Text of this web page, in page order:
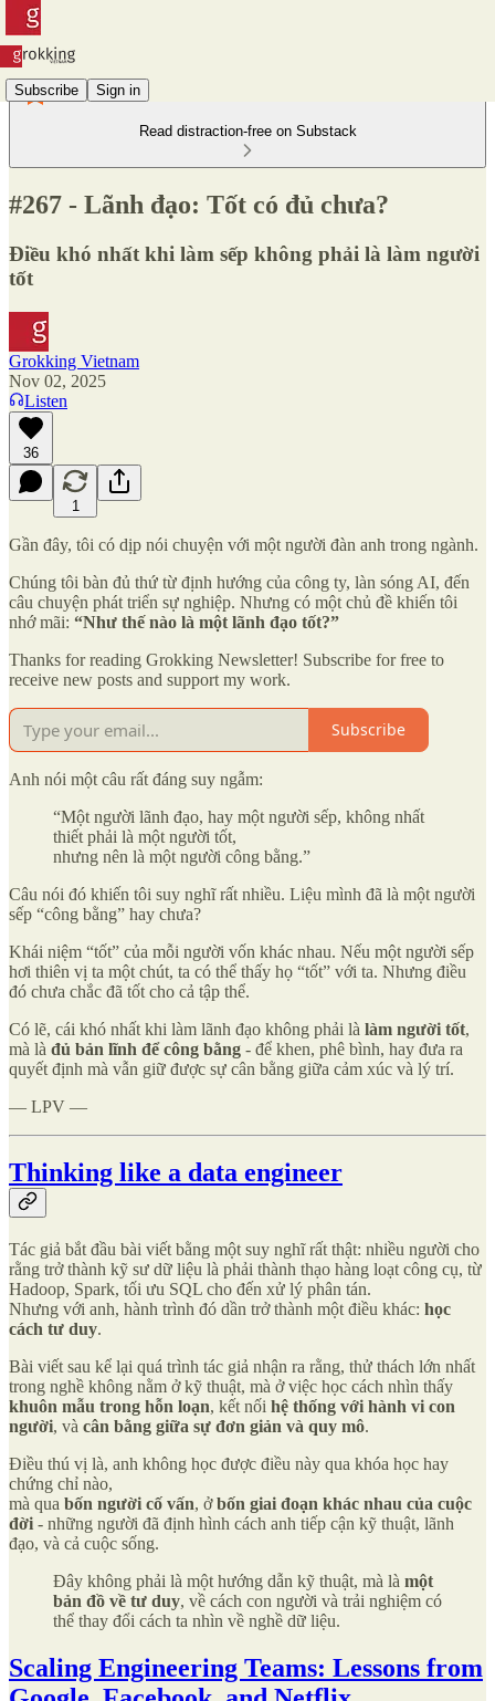
Subscribe Sign in
Read distraction-free on Substack
#267 - Lãnh đạo: Tốt có đủ chưa?
Điều khó nhất khi làm sếp không phải là làm người
tốt
Grokking Vietnam
Nov 02, 2025
Listen
36
1
Gần đây, tôi có dịp nói chuyện với một người đàn anh trong ngành.
Chúng tôi bàn đủ thứ từ định hướng của công ty, làn sóng AI, đến
câu chuyện phát triển sự nghiệp. Nhưng có một chủ đề khiến tôi
nhớ mãi: “Như thế nào là một lãnh đạo tốt?”
Thanks for reading Grokking Newsletter! Subscribe for free to
receive new posts and support my work.
Subscribe
Anh nói một câu rất đáng suy ngẫm:
“Một người lãnh đạo, hay một người sếp, không nhất
thiết phải là một người tốt,
nhưng nên là một người công bằng.”
Câu nói đó khiến tôi suy nghĩ rất nhiều. Liệu mình đã là một người
sếp “công bằng” hay chưa?
Khái niệm “tốt” của mỗi người vốn khác nhau. Nếu một người sếp
hơi thiên vị ta một chút, ta có thể thấy họ “tốt” với ta. Nhưng điều
đó chưa chắc đã tốt cho cả tập thể.
Có lẽ, cái khó nhất khi làm lãnh đạo không phải là làm người tốt,
mà là đủ bản lĩnh để công bằng - để khen, phê bình, hay đưa ra
quyết định mà vẫn giữ được sự cân bằng giữa cảm xúc và lý trí.
— LPV —
Thinking like a data engineer
Tác giả bắt đầu bài viết bằng một suy nghĩ rất thật: nhiều người cho
rằng trở thành kỹ sư dữ liệu là phải thành thạo hàng loạt công cụ, từ
Hadoop, Spark, tối ưu SQL cho đến xử lý phân tán.
Nhưng với anh, hành trình đó dần trở thành một điều khác: học
cách tư duy.
Bài viết sau kể lại quá trình tác giả nhận ra rằng, thử thách lớn nhất
trong nghề không nằm ở kỹ thuật, mà ở việc học cách nhìn thấy
khuôn mẫu trong hỗn loạn, kết nối hệ thống với hành vi con
người, và cân bằng giữa sự đơn giản và quy mô.
Điều thú vị là, anh không học được điều này qua khóa học hay
chứng chỉ nào,
mà qua bốn người cố vấn, ởbốn giai đoạn khác nhau của cuộc
đời - những người đã định hình cách anh tiếp cận kỹ thuật, lãnh
đạo, và cả cuộc sống.
Đây không phải là một hướng dẫn kỹ thuật, mà là một
bản đồ về tư duy, về cách con người và trải nghiệm có
thể thay đổi cách ta nhìn về nghề dữ liệu.
Scaling Engineering Teams: Lessons from